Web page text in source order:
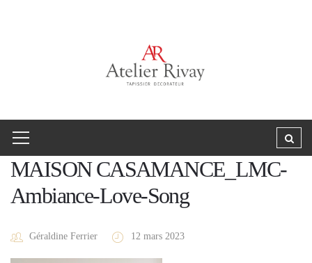
MAISON CASAMANCE_LMC-
Ambiance-Love-Song
Géraldine Ferrier 12 mars 2023